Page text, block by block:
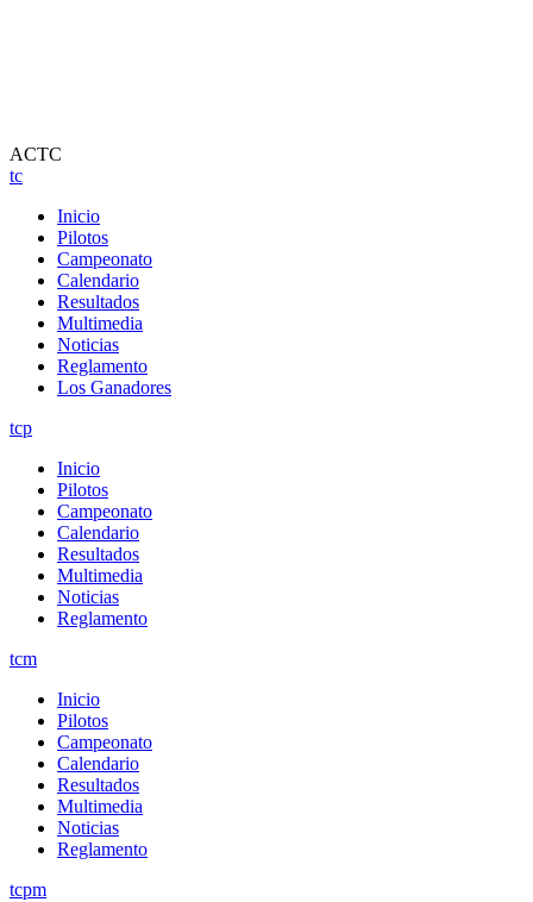
ACTC
tc
Inicio
Pilotos
Campeonato
Calendario
Resultados
Multimedia
Noticias
Reglamento
Los Ganadores
tcp
Inicio
Pilotos
Campeonato
Calendario
Resultados
Multimedia
Noticias
Reglamento
tcm
Inicio
Pilotos
Campeonato
Calendario
Resultados
Multimedia
Noticias
Reglamento
tcpm